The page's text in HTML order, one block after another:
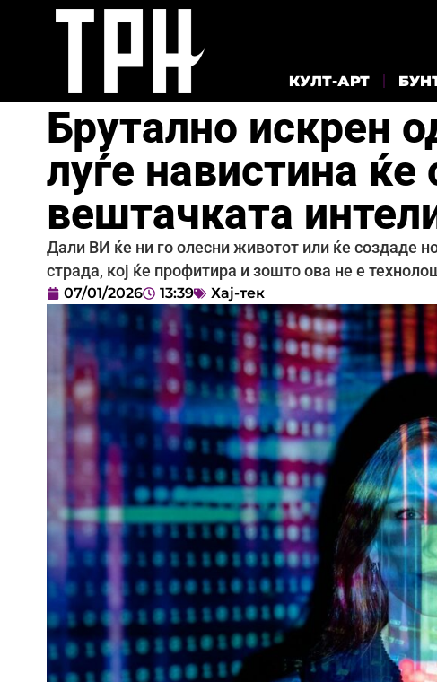
КУЛТ-АРТ
Брутално искрен
луѓе навистина ќе
вештачката
Дали ВИ ќе ни го олесни животот или ќе создаде
страда, кој ќе профитира и зошто ова не е
07/01/2026 13:39 Хај-тек